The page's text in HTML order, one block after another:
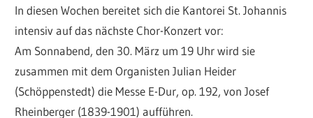
In diesen Wochen bereitet sich die Kantorei St. Johannis
intensiv auf das nächste Chor-Konzert vor:
Am Sonnabend, den 30. März um 19 Uhr wird sie
zusammen mit dem Organisten Julian Heider
(Schöppenstedt) die Messe E-Dur, op. 192, von Josef
Rheinberger (1839-1901) aufführen.